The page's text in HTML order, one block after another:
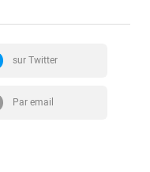
sur Twitter
Par email